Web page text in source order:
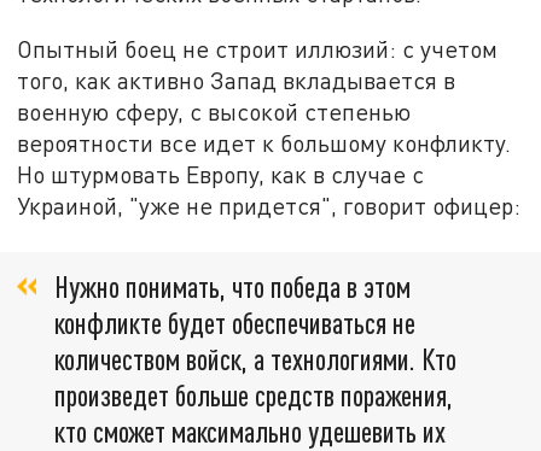
Опытный боец не строит иллюзий: с учетом
того, как активно Запад вкладывается в
военную сферу, с высокой степенью
вероятности все идет к большому конфликту.
Но штурмовать Европу, как в случае с
Украиной, "уже не придется", говорит офицер:
Нужно понимать, что победа в этом
конфликте будет обеспечиваться не
количеством войск, а технологиями. Кто
произведет больше средств поражения,
кто сможет максимально удешевить их